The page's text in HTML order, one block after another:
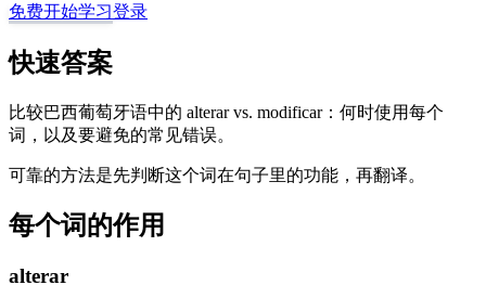
免费开始学习登录
快速答案
比较巴西葡萄牙语中的 alterar vs. modificar：何时使用每个
词，以及要避免的常见错误。
可靠的方法是先判断这个词在句子里的功能，再翻译。
每个词的作用
alterar